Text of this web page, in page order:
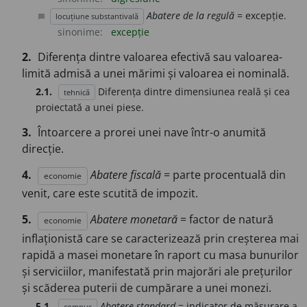
locuțiune substantivală Abatere de la regulă = excepție.
sinonime:
excepție
2. Diferența dintre valoarea efectivă sau valoarea-
limită admisă a unei mărimi și valoarea ei nominală.
2.1. tehnică
Diferența dintre dimensiunea reală și cea
proiectată a unei piese.
3. Întoarcere a prorei unei nave într-o anumită
direcție.
4.
economie Abatere fiscală= parte procentuală din
venit, care este scutită de impozit.
5.
economie Abatere monetară= factor de natură
inflaționistă care se caracterizează prin creșterea mai
rapidă a masei monetare în raport cu masa bunurilor
și serviciilor, manifestată prin majorări ale prețurilor
și scăderea puterii de cumpărare a unei monezi.